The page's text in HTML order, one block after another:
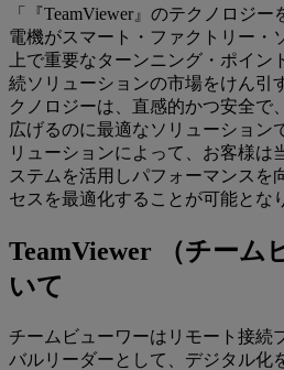
「『TeamViewer』のテクノロジ
電機がスマート・ファクトリー・
上で重要なターンニング・ポイ
続ソリューションの市場をけん引
クノロジーは、直感的かつ安全で
広げるのに最適なソリューション
リューションによって、お客様は
ステムを活用しパフォーマンスを
セスを最適化することが可能とな
TeamViewer （チーム
いて
チームビューワーはリモート接続
バルリーダーとして、デジタル化